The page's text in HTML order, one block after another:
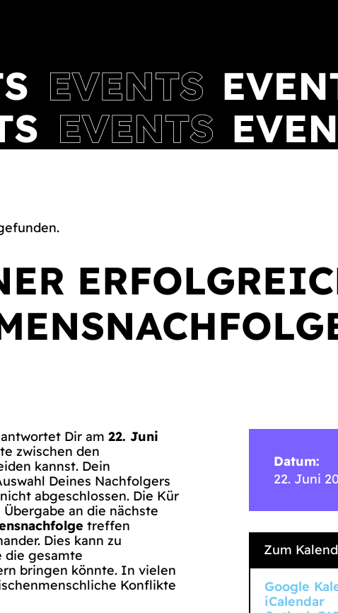
Dir am 22. Juni
zwischen den
kannst. Dein
Deines Nachfolgers
abgeschlossen. Die Kür
an die nächste
treffen
Dies kann zu
gesamte
bringen könnte. In vielen
Konflikte
Datum:
22. Juni
Zum
Google
iCalendar